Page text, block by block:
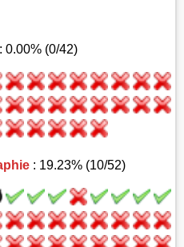
0.00% (0/42)
: 19.23% (10/52)